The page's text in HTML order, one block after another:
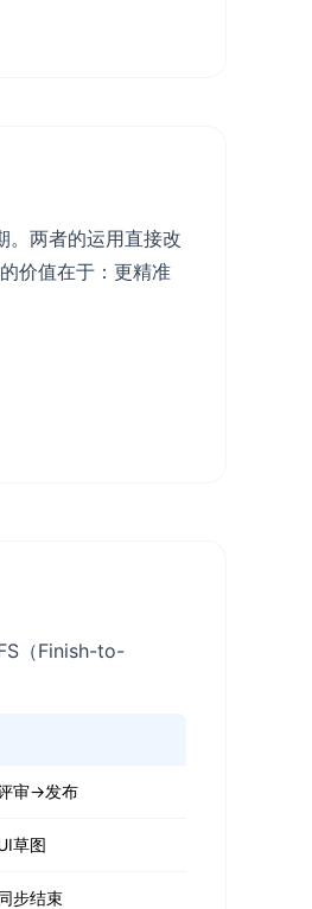
。两者的运用直接改
价值在于：更精准
（Finish-to-
审→发布
草图
步结束